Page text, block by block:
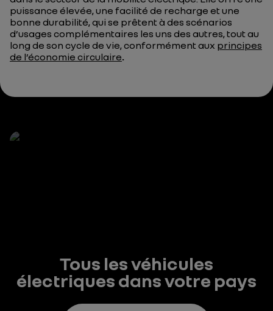
puissance élevée, une facilité de recharge et une
bonne durabilité, qui se prêtent à des scénarios
d’usages complémentaires les uns des autres, tout au
long de son cycle de vie, conformément aux principes
de l’économie circulaire.
Tous les véhicules
électriques dans votre pays